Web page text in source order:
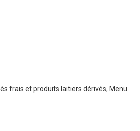
frais et produits laitiers dérivés, Menu